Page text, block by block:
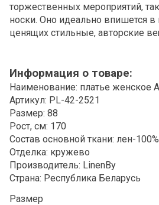
торжественных мероприятий,
носки. Оно идеально впишется
ценящих стильные, авторские
Информация о товаре:
Наименование: платье женское
Артикул: PL-42-2521
Размер: 88
Рост, см: 170
Состав основной ткани: лен-100%
Отделка: кружево
Производитель: LinenBy
Страна: Республика Беларусь
Размер